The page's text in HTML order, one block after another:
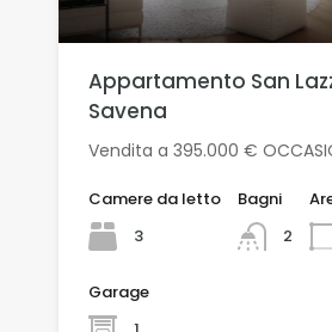
Appartamento San
Savena
Vendita a 395.000 €
Camere da letto
3
Bagni
2
Garage